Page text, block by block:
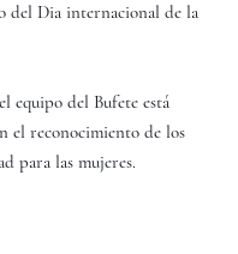
del Dia internacional de la
equipo del Bufete está
el reconocimiento de los
para las mujeres.